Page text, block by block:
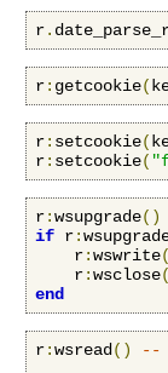
r.
r: getcookie(
r: setcookie(
r: setcookie(
r:wsupgrade()
if r:
    r
:wswrite(
    r
:wsclose
end
r:wsread()
--